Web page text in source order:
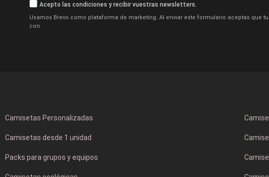
Acepto las condiciones y recibir vuestras newsletters.
Usamos Brevo como plataforma de marketing. Al enviar este formulario aceptas que
con
Camisetas Personalizadas
Camisetas desde 1 unidad
Packs para grupos y equipos